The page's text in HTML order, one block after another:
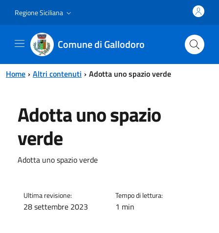
Regione Siciliana
Comune di Gallodoro
Home Altri contenuti Adotta uno spazio verde
Adotta uno spazio
verde
Adotta uno spazio verde
Ultima revisione:
28 settembre 2023
Tempo di lettura:
1 min